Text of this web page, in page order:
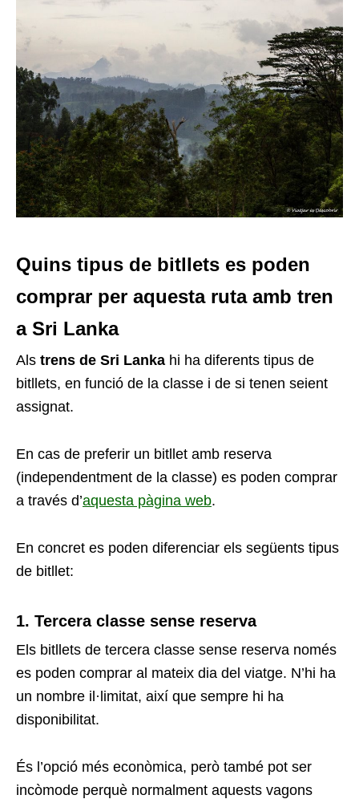
Quins tipus de bitllets es poden
comprar per aquesta ruta amb tren
a Sri Lanka
Als trens de Sri Lanka hi ha diferents tipus de
bitllets, en funció de la classe i de si tenen seient
assignat.
En cas de preferir un bitllet amb reserva
(independentment de la classe) es poden comprar
a través d’aquesta pàgina web.
En concret es poden diferenciar els següents tipus
de bitllet:
1. Tercera classe sense reserva
Els bitllets de tercera classe sense reserva només
es poden comprar al mateix dia del viatge. N’hi ha
un nombre il·limitat, així que sempre hi ha
disponibilitat.
És l’opció més econòmica, però també pot ser
incòmode perquè normalment aquests vagons